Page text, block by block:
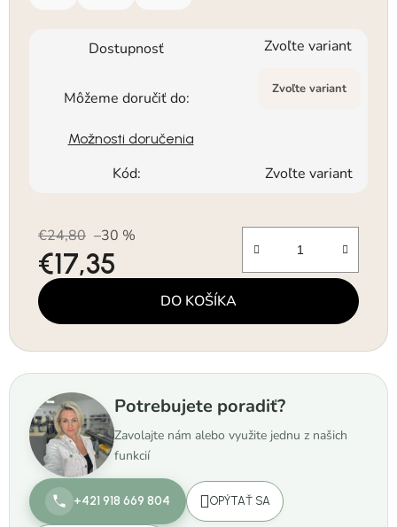
Dostupnosť Zvoľte variant
Môžeme doručiť do: Zvoľte variant
Možnosti doručenia
Kód: Zvoľte variant
€24,80 –30 %
€17,35
Jednotková cena: DO KOŠÍKA
Potrebujete poradiť?
Zavolajte nám alebo využite jednu z našich
funkcií
+421 918 669 804 OPÝTAŤ SA